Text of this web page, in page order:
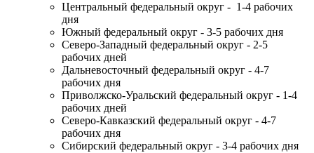
Центральный федеральный округ - 1-4 рабочих
дня
Южный федеральный округ - 3-5 рабочих дня
Северо-Западный федеральный округ - 2-5
рабочих дней
Дальневосточный федеральный округ - 4-7
рабочих дня
Приволжско-Уральский федеральный округ - 1-4
рабочих дней
Северо-Кавказский федеральный округ - 4-7
рабочих дня
Сибирский федеральный округ - 3-4 рабочих дня